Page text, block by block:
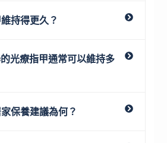
持得更久？
光療指甲通常可以維持多
保養建議為何？